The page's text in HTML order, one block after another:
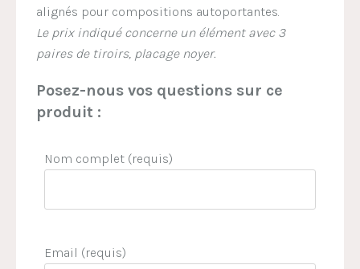
alignés pour compositions autoportantes.
Le prix indiqué concerne un élément avec 3
paires de tiroirs, placage noyer.
Posez-nous vos questions sur ce
produit :
Nom complet (requis)
Email (requis)